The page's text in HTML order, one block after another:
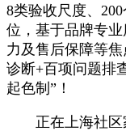
8类验收尺度、
位，基于品牌专
力及售后保障等
诊断+百项问题排
起色制”！
正在上海社区